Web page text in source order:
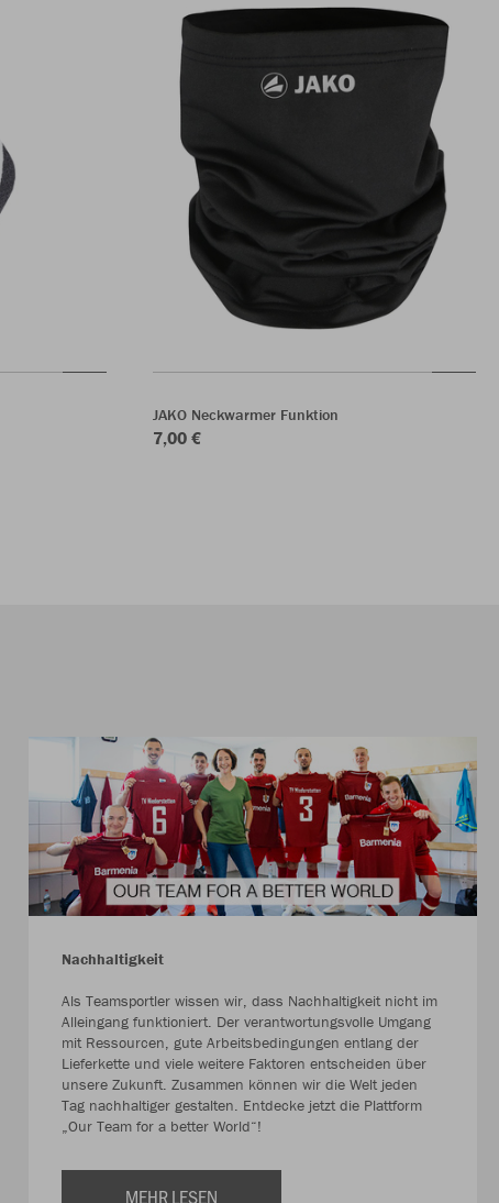
JAKO Neckwarmer Funktion
7,00 €
Nachhaltigkeit
Als Teamsportler wissen wir, dass Nachhaltigkeit nicht im
Alleingang funktioniert. Der verantwortungsvolle Umgang
mit Ressourcen, gute Arbeitsbedingungen entlang der
Lieferkette und viele weitere Faktoren entscheiden über
unsere Zukunft. Zusammen können wir die Welt jeden
Tag nachhaltiger gestalten. Entdecke jetzt die Plattform
„Our Team for a better World“!
MEHR LESEN